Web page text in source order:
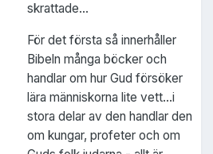
skrattade...
För det första så innerhåller
Bibeln många böcker och
handlar om hur Gud försöker
lära människorna lite vett...i
stora delar av den handlar den
om kungar, profeter och om